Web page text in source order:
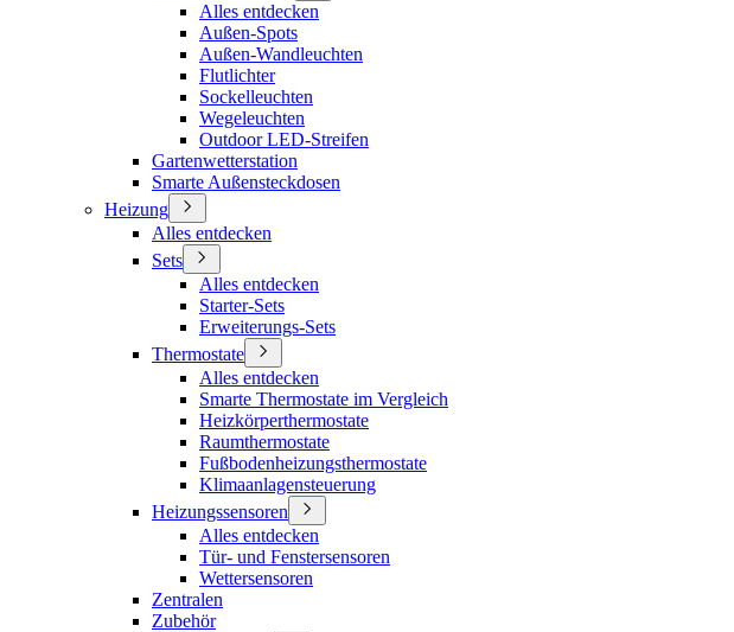
Alles entdecken
Außen-Spots
Außen-Wandleuchten
Flutlichter
Sockelleuchten
Wegeleuchten
Outdoor LED-Streifen
Gartenwetterstation
Smarte Außensteckdosen
Heizung
Alles entdecken
Sets
Alles entdecken
Starter-Sets
Erweiterungs-Sets
Thermostate
Alles entdecken
Smarte Thermostate im Vergleich
Heizkörperthermostate
Raumthermostate
Fußbodenheizungsthermostate
Klimaanlagensteuerung
Heizungssensoren
Alles entdecken
Tür- und Fenstersensoren
Wettersensoren
Zentralen
Zubehör